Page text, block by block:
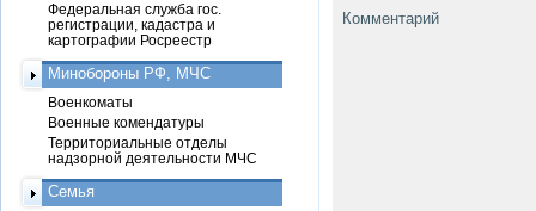
Комментарий
Федеральная служба гос.
регистрации, кадастра и
картографии Росреестр
Минобороны РФ, МЧС
Военкоматы
Военные комендатуры
Территориальные отделы
надзорной деятельности МЧС
Семья